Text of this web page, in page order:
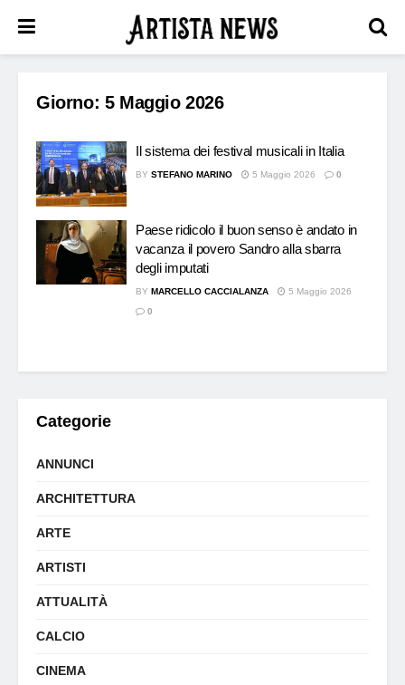
Giorno: 5 Maggio 2026
Il sistema dei festival musicali in Italia
BY STEFANO MARINO 5 Maggio 2026 0
Paese ridicolo il buon senso è andato in
vacanza il povero Sandro alla sbarra
degli imputati
BY MARCELLO CACCIALANZA
5 Maggio 2026
0
Categorie
ANNUNCI
ARCHITETTURA
ARTE
ARTISTI
ATTUALITÀ
CALCIO
CINEMA